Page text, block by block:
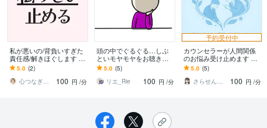
私が悪いの/背負いすぎた
責任感/解きほぐします 矛
盾した心の動きは、心が
深く傷ついてきたからで
す
5.0 (2)
心つなぎ＊かずみ＊
100 円 /分
頭の中でぐるぐる…しぶ
といモヤモヤをお聴きし
ます 気になって仕方がな
い…、言葉に出してスッ
キリ✨
5.0 (5)
リエ_Rie
100 円 /分
予約受付中
カウンセラーが人間関係
のお悩み受け止めます 心
理学的知見からあなたと
あの人について読み解い
ていきましょう
5.0 (5)
さらせんせい
100 円 /分